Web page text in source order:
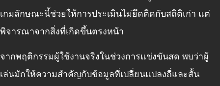
เกมลักษณะนี้ช่วยให้การประเมินไม่ยึดติดกับสถิติเก่า แต่
พิจารณาจากสิ่งที่เกิดขึ้นตรงหน้า
จากพฤติกรรมผู้ใช้งานจริงในช่วงการแข่งขันสด พบว่าผู้
เล่นมักให้ความสำคัญกับข้อมูลที่เปลี่ยนแปลงถี่และสั้น